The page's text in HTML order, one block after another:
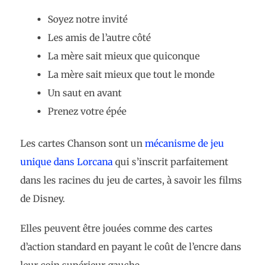
Soyez notre invité
Les amis de l’autre côté
La mère sait mieux que quiconque
La mère sait mieux que tout le monde
Un saut en avant
Prenez votre épée
Les cartes Chanson sont un mécanisme de jeu
unique dans Lorcanaqui s’inscrit parfaitement
dans les racines du jeu de cartes, à savoir les films
de Disney.
Elles peuvent être jouées comme des cartes
d’action standard en payant le coût de l’encre dans